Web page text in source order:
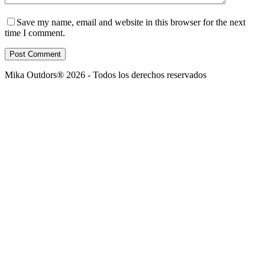
Save my name, email and website in this browser for the next
time I comment.
Post Comment
Mika Outdors® 2026 - Todos los derechos reservados